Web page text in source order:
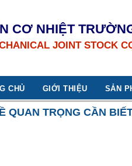
CƠ NHIỆT
JOINT STOCK
CHỦ GIỚI THIỆU SẢN
QUAN TRỌNG CẦN